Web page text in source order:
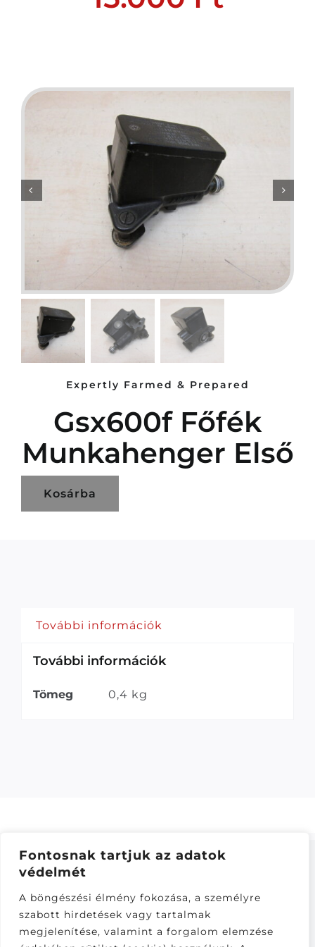
Fontosnak tartjuk az adatok
védelmét
A böngészési élmény fokozása, a személyre
szabott hirdetések vagy tartalmak
megjelenítése, valamint a forgalom elemzése
Expertly Farmed & Prepared
Gsx600f Főfék
Munkahenger Első
Kosárba
További információk
További információk
Tömeg 0,4 kg
ELÁLLÁS
Látogatók: